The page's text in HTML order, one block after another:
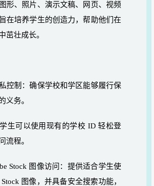
形、照片、演示文稿、网页、视频
在培养学生的创造力，帮助他们在
茁壮成长。
控制：确保学校和学区能够履行保
义务。
生可以使用现有的学校 ID轻松登
流程。
Stock 图像访问：提供适合学生使
图像，并具备安全搜索功能，